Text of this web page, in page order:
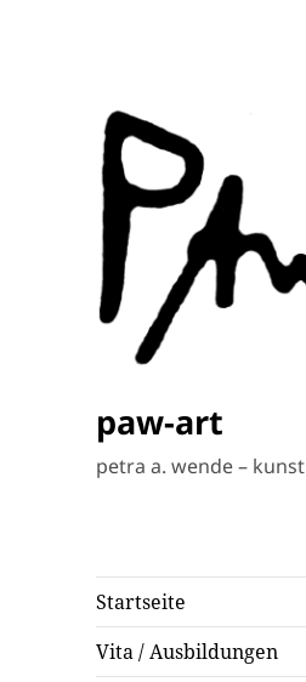
paw-art
petra a. wende – kunst
Startseite
Vita / Ausbildungen